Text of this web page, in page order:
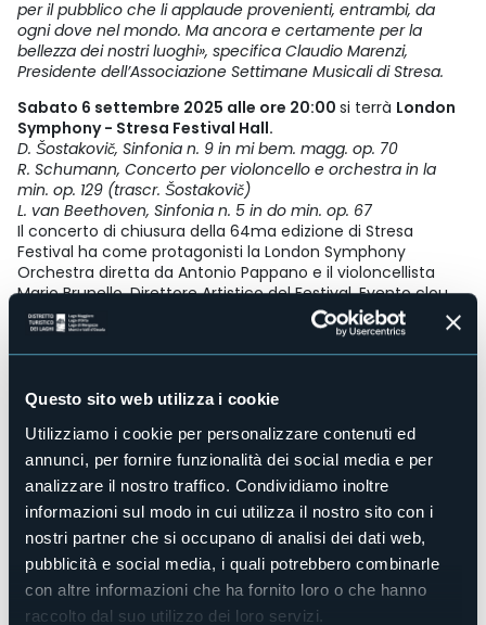
Questo sito web utilizza i cookie
Utilizziamo i cookie per personalizzare contenuti ed
annunci, per fornire funzionalità dei social media e per
analizzare il nostro traffico. Condividiamo inoltre
informazioni sul modo in cui utilizza il nostro sito con i
nostri partner che si occupano di analisi dei dati web,
pubblicità e social media, i quali potrebbero combinarle
con altre informazioni che ha fornito loro o che hanno
raccolto dal suo utilizzo dei loro servizi.
per il pubblico che li applaude provenienti, entrambi, da
ogni dove nel mondo. Ma ancora e certamente per la
bellezza dei nostri luoghi», specifica Claudio Marenzi,
Presidente dell’Associazione Settimane Musicali di Stresa.
Sabato 6 settembre 2025 alle ore 20:00 si terrà London
Symphony - Stresa Festival Hall.
D. Šostakovič, Sinfonia n. 9 in mi bem. magg. op. 70
R. Schumann, Concerto per violoncello e orchestra in la
min. op. 129 (trascr. Šostakovič)
L. van Beethoven, Sinfonia n. 5 in do min. op. 67
Il concerto di chiusura della 64ma edizione di Stresa
Festival ha come protagonisti la London Symphony
Orchestra diretta da Antonio Pappano e il violoncellista
Mario Brunello, Direttore Artistico del Festival. Evento clou
della rassegna, la serata vede il ritorno della prestigiosa
orchestra londinese: fondata nel 1904 ha visto succedersi
diverse generazioni di talenti straordinari che ne hanno
Antonio Pappano è Direttore Principale della London
Royal Opera House Covent Garden dal 2002 al 2024. È
Direttore Musicale Emerito dell’Orchestra dell’Accademia
Nazionale di Santa Cecilia a Roma, dove ha ricoperto il
uno dei più affascinanti, completi e ricercati artisti della
sua generazione: solista, direttore, musicista da camera e
di recente pioniere di nuove sonorità con il suo violoncello
piccolo, è stato il primo Europeo a vincere il Concorso
Čaikovskij a Mosca nel 1986.